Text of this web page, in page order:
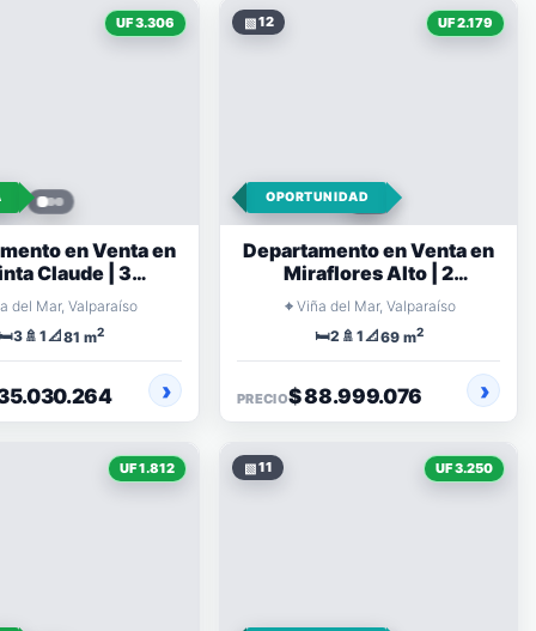
UF 3.306
en Venta en
Claude | 3
81 m²
del Mar, Valparaíso
3 🚿 1📐81 m2
▧12 UF 2.179
OPORTUNIDAD
Departamento en Venta en
Miraflores Alto | 2
Dormitorios
⌖ Viña del Mar, Valparaíso
🛏️2 🚿 1📐69 m2
PRECIO$ 88.999.076
UF 1.812 ▧11 UF 3.250